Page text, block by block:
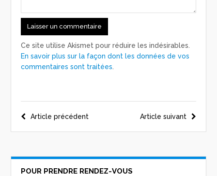
Ce site utilise Akismet pour réduire les indésirables.
En savoir plus sur la façon dont les données de vos
commentaires sont traitées.
Navigation
de
Article suivant
Article précédent
POUR PRENDRE RENDEZ-VOUS